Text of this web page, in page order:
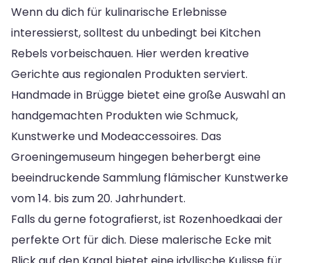
Wenn du dich für kulinarische Erlebnisse
interessierst, solltest du unbedingt bei Kitchen
Rebels vorbeischauen. Hier werden kreative
Gerichte aus regionalen Produkten serviert.
Handmade in Brügge bietet eine große Auswahl an
handgemachten Produkten wie Schmuck,
Kunstwerke und Modeaccessoires. Das
Groeningemuseum hingegen beherbergt eine
beeindruckende Sammlung flämischer Kunstwerke
vom 14. bis zum 20. Jahrhundert.
Falls du gerne fotografierst, ist Rozenhoedkaai der
perfekte Ort für dich. Diese malerische Ecke mit